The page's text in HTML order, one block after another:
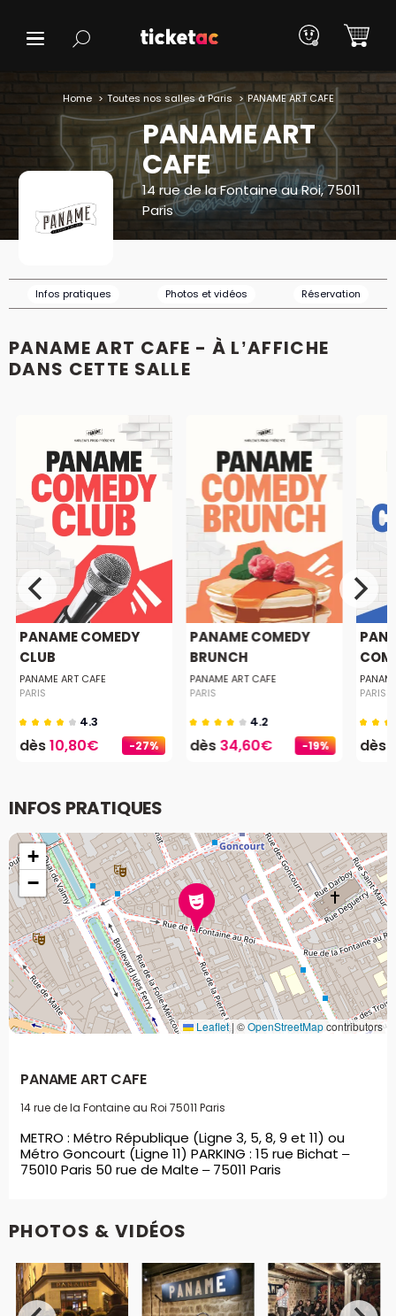
Home Toutes nos salles à Paris PANAME ART CAFE
PANAME ART
CAFE
14 rue de la Fontaine au Roi, 75011
Paris
Infos pratiques Photos et vidéos Réservation
PANAME ART CAFE - À L’AFFICHE
DANS CETTE SALLE
-27%
PANAME COMEDY
CLUB
PANAME ART CAFE
PARIS
4.3
dès10,80€ -19%
PANAME COMEDY
BRUNCH
PANAME ART CAFE
PARIS
4.2
dès34,60€
PARIS
dès
INFOS PRATIQUES
+
−
Leaflet | ©OpenStreetMapcontributors
PANAME ART CAFE
14 rue de la Fontaine au Roi 75011 Paris
METRO : Métro République (Ligne 3, 5, 8, 9 et 11) ou
Métro Goncourt (Ligne 11) PARKING : 15 rue Bichat –
75010 Paris 50 rue de Malte – 75011 Paris
PHOTOS & VIDÉOS